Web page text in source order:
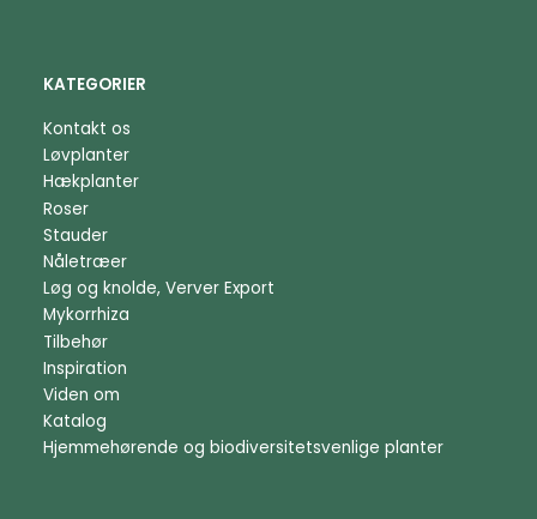
KATEGORIER
Kontakt os
Løvplanter
Hækplanter
Roser
Stauder
Nåletræer
Løg og knolde, Verver Export
Mykorrhiza
Tilbehør
Inspiration
Viden om
Katalog
Hjemmehørende og biodiversitetsvenlige planter